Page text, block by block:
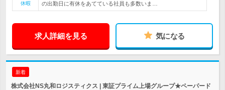
休暇
の出勤日に有休をあてている社員も多数いま…
求人詳細を見る 気になる
新着
株式会社NS丸和ロジスティクス | 東証プライム上場グループ★ペーパード